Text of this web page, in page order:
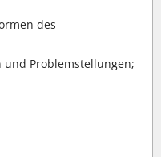
des
und Problemstellungen;